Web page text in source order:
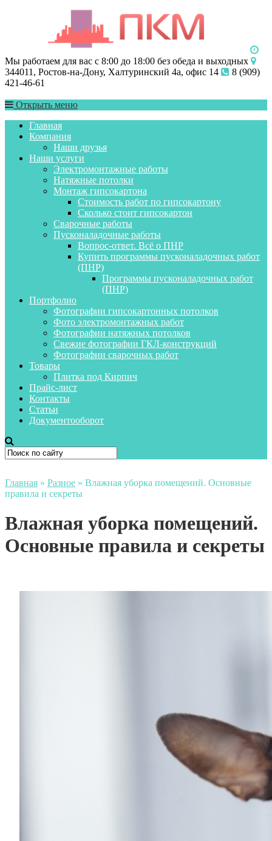
Мы работаем для вас с 8:00 до 18:00 без обеда и выходных
344011, Ростов-на-Дону, Халтуринский 4а, офис 14
8 (909)
421-46-61
Открыть меню
Главная
Компания
Наши друзья
Наши услуги
Электромонтажные работы
Натяжные потолки
Монтаж гипсокартона
Стоимость работ по гипсокартону
Сколько стоит гипсокартон
Сварочные работы
Пусконаладочные работы
Вопрос-ответ. Всё о ПНР
Купить программы пусконаладочных работ
(ПНР)
Программы пусконаладочных работ
(ПНР)
Портфолио
Фотографии гипсокартонных потолков
Фото электромонтажных работ
Фотографии натяжных потолков
Свежие фотографии ГКЛ-конструкций
Фотографии сварочных работ
Товары
Плитка под Кирпич
Прайс-лист
Контакты
Статьи
Документооборот
Главная » Разное » Влажная уборка помещений. Основные
правила и секреты
Влажная уборка помещений.
Основные правила и секреты